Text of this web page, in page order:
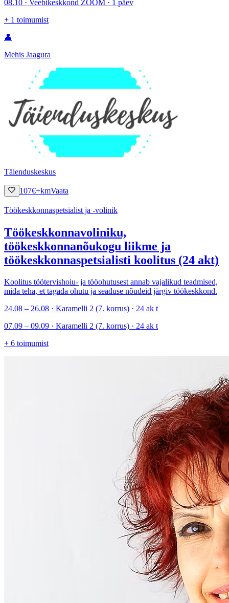
08.10 · Veebikeskkond ZOOM · 1 päev
+ 1 toimumist
👤
Mehis Jaagura
Täienduskeskus
107€+kmVaata
Töökeskkonnaspetsialist ja -volinik
Töökeskkonnavoliniku,
töökeskkonnanõukogu liikme ja
töökeskkonnaspetsialisti koolitus (24 akt)
Koolitus töötervishoiu- ja tööohutusest annab vajalikud teadmised,
mida teha, et tagada ohutu ja seaduse nõudeid järgiv töökeskkond.
24.08 – 26.08 · Karamelli 2 (7. korrus) · 24 ak t
07.09 – 09.09 · Karamelli 2 (7. korrus) · 24 ak t
+ 6 toimumist